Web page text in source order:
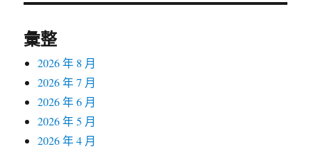
彙整
2026 年 8 月
2026 年 7 月
2026 年 6 月
2026 年 5 月
2026 年 4 月